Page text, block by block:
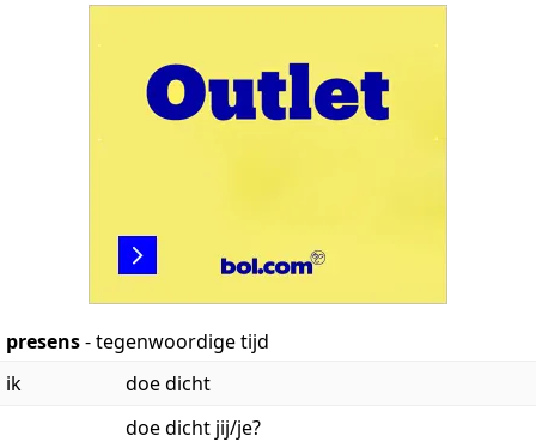
presens- tegenwoordige tijd
ik
doe dicht
doe dicht jij/je?